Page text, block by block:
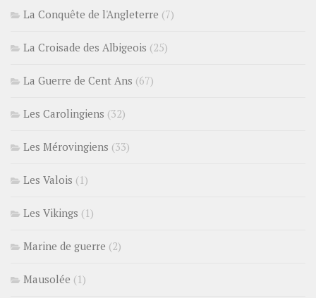
La Conquête de l'Angleterre (7)
La Croisade des Albigeois (25)
La Guerre de Cent Ans (67)
Les Carolingiens (32)
Les Mérovingiens (33)
Les Valois (1)
Les Vikings (1)
Marine de guerre (2)
Mausolée (1)